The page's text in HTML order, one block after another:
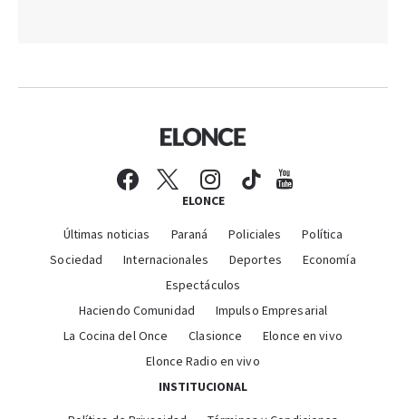
ELONCE
Últimas noticias Paraná Policiales
Política
Sociedad
Internacionales Deportes
Economía
Espectáculos
Haciendo Comunidad
Impulso Empresarial
La Cocina del Once
Clasionce
Elonce en vivo
Elonce Radio en vivo
INSTITUCIONAL